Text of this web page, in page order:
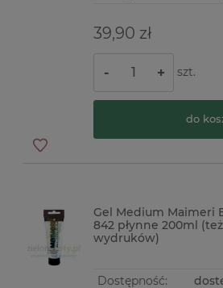
39,90 zł
- + szt.
do
Gel Medium Maimeri
842 płynne 200ml
wydruków)
Dostępność: